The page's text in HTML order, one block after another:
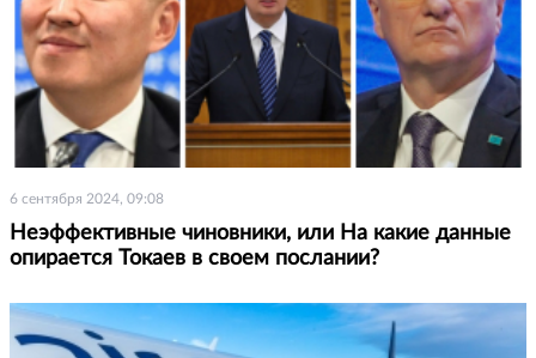
6 сентября 2024, 09:08
Неэффективные чиновники, или На какие данные
опирается Токаев в своем послании?